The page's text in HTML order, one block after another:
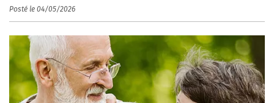
Posté le 04/05/2026